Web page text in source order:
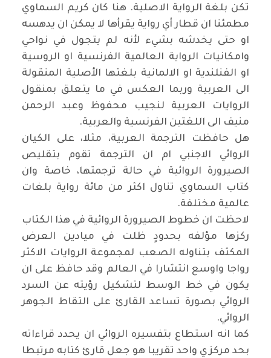
تكن بلغة الرواية الاصلية. هنا كان كريم السماوي
مطمئنا ان قطار أي رواية يقرأها لا يمكن ان يدهسه
او حتى يخدشه بشيء لأنه لم يتجول في نواحي
وامكانيات الرواية العالمية الفرنسية او الروسية
او الفنلندية او الالمانية بلغتها الأصلية المنقولة
الى العربية وربما العكس في ما يتعلق بمنقول
الروايات العربية لنجيب محفوظ وعبد الرحمن
منيف الى اللغتين الفرنسية والعربية.
هل حافظت الترجمة العربية، مثلا، على الكيان
الروائي الاجنبي ام ان الترجمة تقوم بتقليص
الصيرورة الروائية في حالة ترجمتها، خاصة وان
كتاب السماوي تناول اكثر من مائة رواية بلغات
عالمية مختلفة.
لاحظت ان خطوط الصيرورة الروائية في هذا الكتاب
ركزها مؤلفه بحدودٍ ظلت في ميادين العرض
المكثف بتناوله الصعب لمجموعة الروايات الاكثر
رواجا واوسع انتشارا في العالم وقد حافظ على ان
يكون في خط الوسط لتشكيل رؤيته عن السرد
الروائي بصورة تساعد القارئ على التقاط الجوهر
الروائي.
كما انه استطاع بتفسيره الروائي ان يحدد قراءاته
بحد مركزي واحد تقريبا هو جعل قارئ كتابه مرتبطا